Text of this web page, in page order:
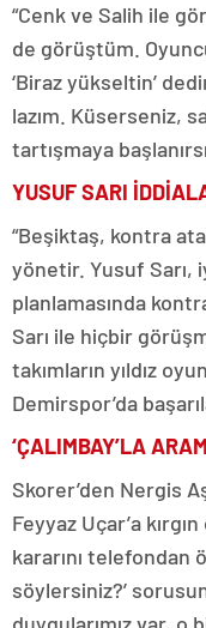
“Cenk ve Salih ile
de görüştüm.
‘Biraz yükseltin’
lazım. Küserseniz,
tartışmaya
YUSUF SARI
“Beşiktaş, kontra
yönetir. Yusuf Sarı,
planlamasında
Sarı ile hiçbir
takımların yıldız
Demirspor’da
‘ÇALIMBAY’LA
Skorer’den Nergis
Feyyaz Uçar’a
kararını telefondan
söylersiniz?’